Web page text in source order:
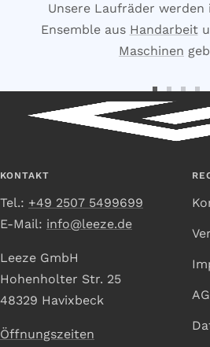
Unsere Laufräder werden
Ensemble aus Handarbeit
Maschinen
Zur
Slide
1
Zur
Slide
2
Slide
3 4
KONTAKT
Tel.: +49 2507 5499699
E-Mail: info@leeze.de
Leeze GmbH
Hohenholter Str. 25
48329 Havixbeck
Öffnungszeiten